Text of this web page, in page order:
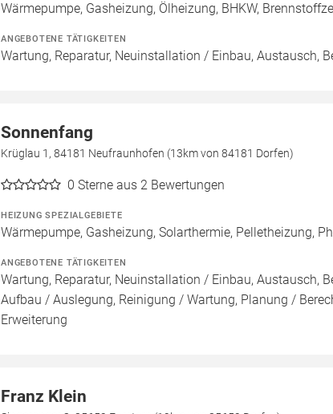
Wärmepumpe, Gasheizung, Ölheizung, BHKW,
ANGEBOTENE TÄTIGKEITEN
Wartung, Reparatur, Neuinstallation / Einbau, Austausch,
Sonnenfang
Krüglau 1, 84181 Neufraunhofen (13km von 84181 Dorfen)
0 Sterne aus 2 Bewertungen
HEIZUNG SPEZIALGEBIETE
Wärmepumpe, Gasheizung, Solarthermie, Pelletheizung,
ANGEBOTENE TÄTIGKEITEN
Wartung, Reparatur, Neuinstallation / Einbau, Austausch,
Aufbau / Auslegung, Reinigung / Wartung, Planung /
Erweiterung
Franz Klein